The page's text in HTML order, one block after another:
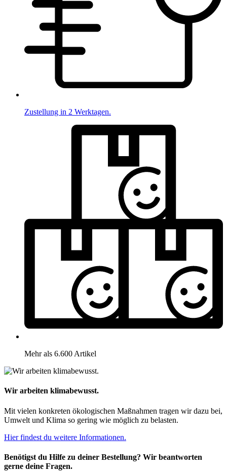
Zustellung in 2 Werktagen.
Mehr als 6.600 Artikel
Wir arbeiten klimabewusst.
Mit vielen konkreten ökologischen Maßnahmen tragen wir dazu bei,
Umwelt und Klima so gering wie möglich zu belasten.
Hier findest du weitere Informationen.
Benötigst du Hilfe zu deiner Bestellung? Wir beantworten
gerne deine Fragen.